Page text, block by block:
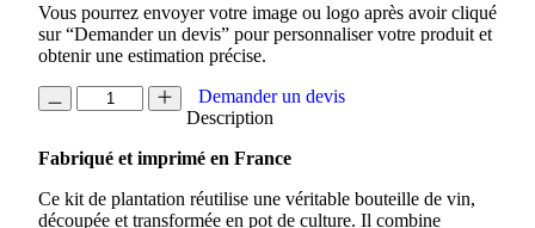
Vous pourrez envoyer votre image ou logo après avoir cliqué
sur “Demander un devis” pour personnaliser votre produit et
obtenir une estimation précise.
quantité
de
BOUTEILLE
Demander un devis
Description
Fabriqué et imprimé en France
Ce kit de plantation réutilise une véritable bouteille de vin,
découpée et transformée en pot de culture. Il combine